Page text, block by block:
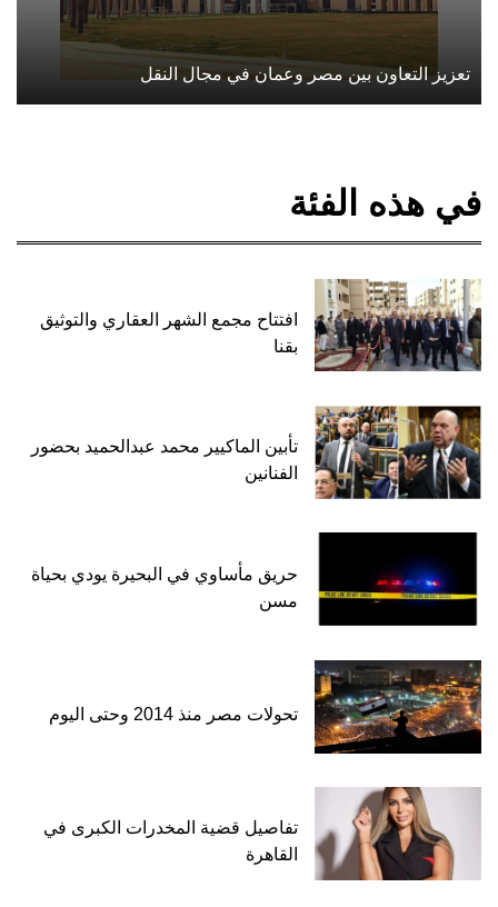
تعزيز التعاون بين مصر وعمان في مجال النقل
في هذه الفئة
افتتاح مجمع الشهر العقاري والتوثيق
بقنا
تأبين الماكيير محمد عبدالحميد بحضور
الفنانين
حريق مأساوي في البحيرة يودي بحياة
مسن
تحولات مصر منذ 2014 وحتى اليوم
تفاصيل قضية المخدرات الكبرى في
القاهرة